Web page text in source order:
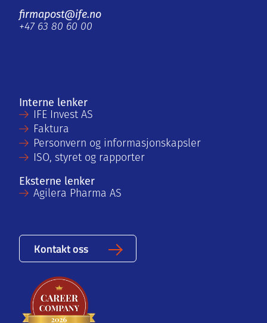
firmapost@ife.no
+47 63 80 60 00
Interne lenker
IFE Invest AS
Faktura
Personvern og informasjonskapsler
ISO, styret og rapporter
Eksterne lenker
Agilera Pharma AS
Kontakt oss